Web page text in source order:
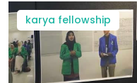
karya fellowship